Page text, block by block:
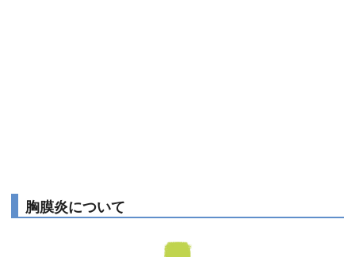
胸膜炎について